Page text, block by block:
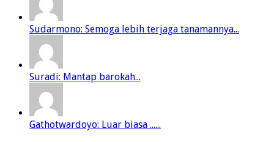
Sudarmono: Semoga lebih terjaga tanamannya...
Suradi: Mantap barokah...
Gathotwardoyo: Luar biasa ......